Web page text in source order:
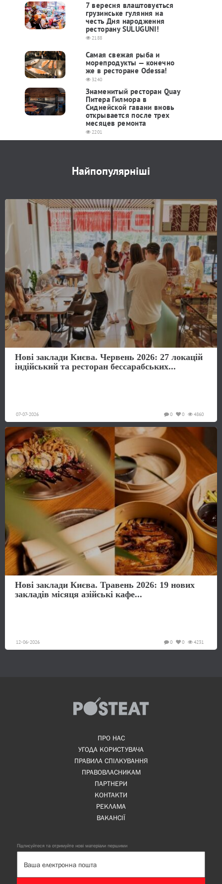
7 вересня влаштовується
грузинське гуляння на
честь Дня народження
ресторану SULUGUNI!
2188
Самая свежая рыба и
морепродукты — конечно
же в ​​ресторане Odessa!
3240
Знаменитый ресторан Quay
Питера Гилмора в
Сиднейской гавани вновь
открывается после трех
месяцев ремонта
2201
Найпопулярніші
Нові заклади Києва. Червень 2026: 27 локацій
індійський та ресторан бессарабських...
07-07-2026 4860
0
0
Нові заклади Києва. Травень 2026: 19 нових
закладів місяця азійські кафе...
12-06-2026 4231
0
0
ПРО НАС
УГОДА КОРИСТУВАЧА
ПРАВИЛА СПІЛКУВАННЯ
ПРАВОВЛАСНИКАМ
ПАРТНЕРИ
КОНТАКТИ
РЕКЛАМА
ВАКАНСІЇ
Підписуйтеся та отримуйте нові матеріали першими